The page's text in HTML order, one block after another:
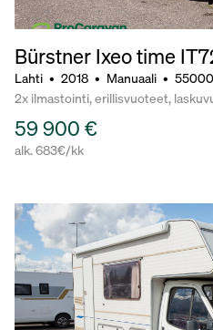
Bürstner Ixeo time
Lahti • 2018 • Manuaali •
2x ilmastointi, erillisvuoteet,
59 900 €
alk. 683€/kk